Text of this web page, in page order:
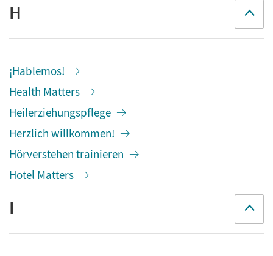
H
¡Hablemos!
Health Matters
Heilerziehungspflege
Herzlich willkommen!
Hörverstehen trainieren
Hotel Matters
I